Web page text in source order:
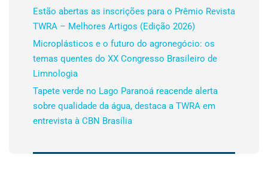
Estão abertas as inscrições para o Prêmio Revista
TWRA – Melhores Artigos (Edição 2026)
Microplásticos e o futuro do agronegócio: os
temas quentes do XX Congresso Brasileiro de
Limnologia
Tapete verde no Lago Paranoá reacende alerta
sobre qualidade da água, destaca a TWRA em
entrevista à CBN Brasília